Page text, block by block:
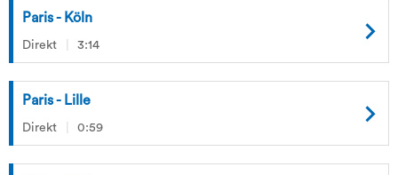
Paris - Köln
Direkt 3:14
Paris - Lille
Direkt 0:59